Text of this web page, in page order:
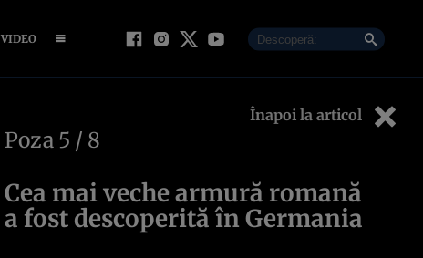
VIDEO
Înapoi la articol
Poza 5 / 8
Cea mai veche armură romană
a fost descoperită în Germania